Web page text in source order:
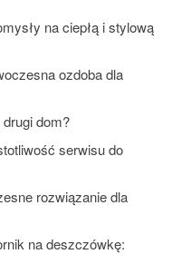
na ciepłą i stylową
ozdoba dla
dom?
serwisu do
rozwiązanie dla
na deszczówkę: